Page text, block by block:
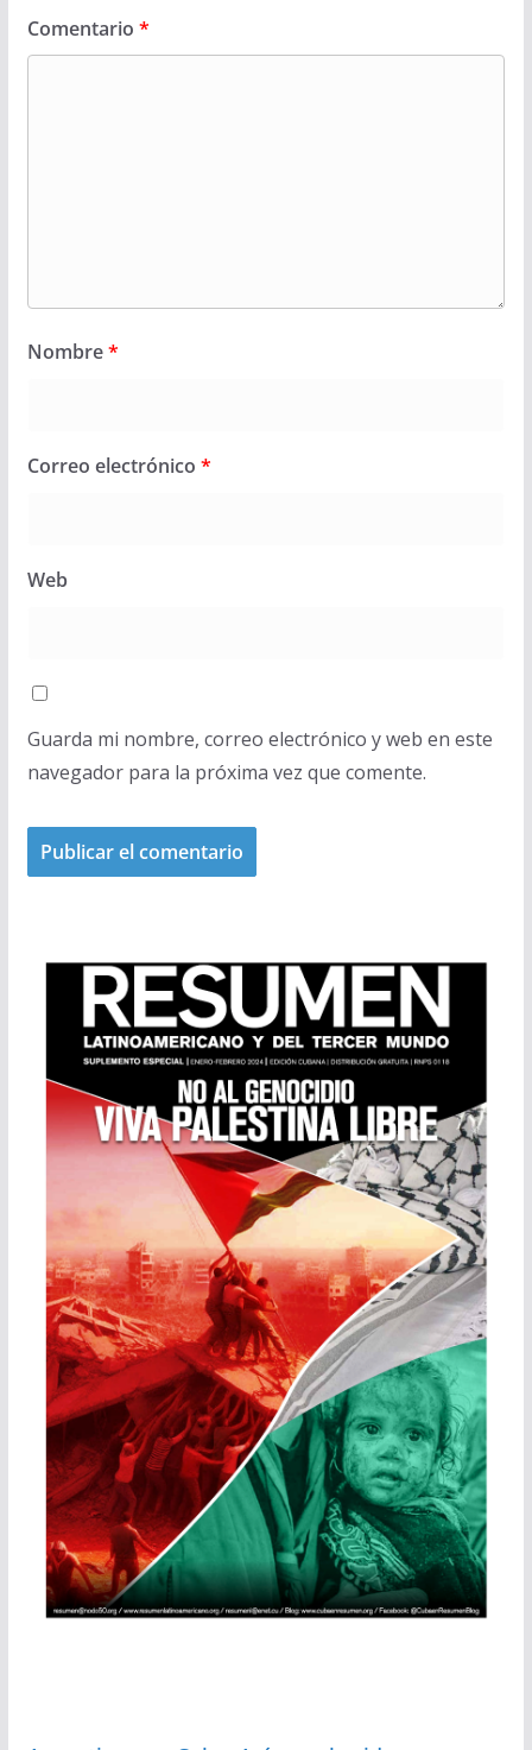
Comentario *
Nombre*
Correo electrónico *
Web
Guarda mi nombre, correo electrónico y web en este
navegador para la próxima vez que comente.